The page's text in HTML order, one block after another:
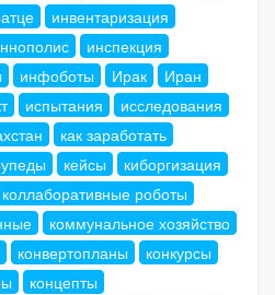
инвентаризация
инспекция
инфоботы Ирак
Иран
испытания
исследования
как заработать
кейсы
киборгизация
коллаборативные роботы
коммунальное хозяйство
конвертопланы
конкурсы
концепты